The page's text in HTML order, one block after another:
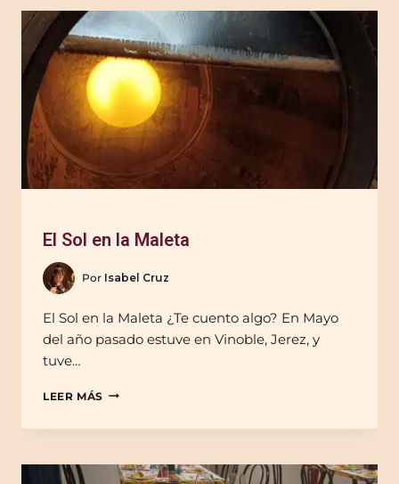
El Sol en la Maleta
Por Isabel Cruz
El Sol en la Maleta ¿Te cuento algo? En Mayo
del año pasado estuve en Vinoble, Jerez, y
tuve…
LEER MÁS